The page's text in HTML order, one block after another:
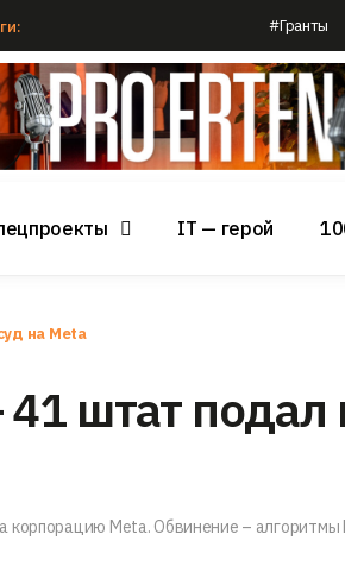
#Гранты
IT — герой
на Meta
штат подал
корпорацию Meta. Обвинение – алгоритмы